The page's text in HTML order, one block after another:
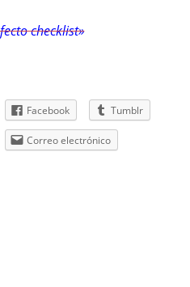
checklist»
Facebook Tumblr
Correo electrónico